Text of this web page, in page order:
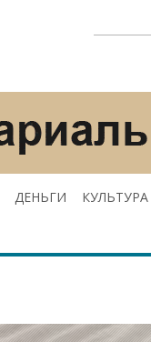
ДЕНЬГИ КУЛЬТУРА